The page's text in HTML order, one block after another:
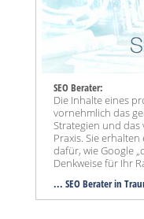
SEO Berater:
Die Inhalte eines
vornehmlich das
Strategien und
Praxis. Sie
dafür, wie Google
Denkweise für Ihr
... SEO Berater in